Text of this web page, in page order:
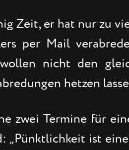
Zeit, er hat nur zu
per Mail
nicht den
hetzen
zwei Termine für
„Pünktlichkeit ist